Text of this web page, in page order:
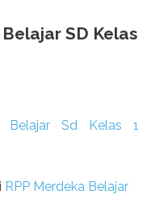
SD Kelas
Belajar Sd Kelas 1
RPP Merdeka Belajar